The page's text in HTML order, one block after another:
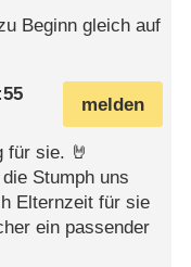
Beginn gleich auf
melden
für sie. 🤘
Stumph uns
Elternzeit für sie
ein passender